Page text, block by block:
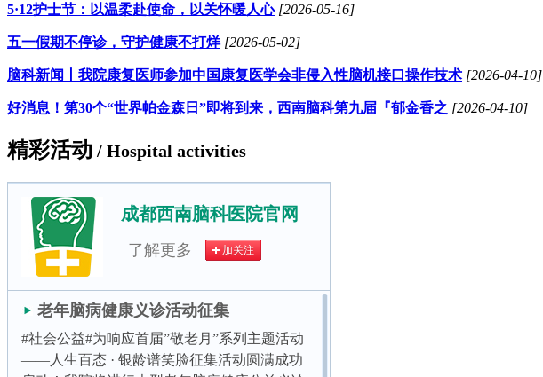
5·12护士节：以温柔赴使命，以关怀暖人心 [2026-05-16]
五一假期不停诊，守护健康不打烊 [2026-05-02]
脑科新闻丨我院康复医师参加中国康复医学会非侵入性脑机接口操作技术 [2026-04-10]
好消息！第30个“世界帕金森日”即将到来，西南脑科第九届『郁金香之 [2026-04-10]
精彩活动 / Hospital activities